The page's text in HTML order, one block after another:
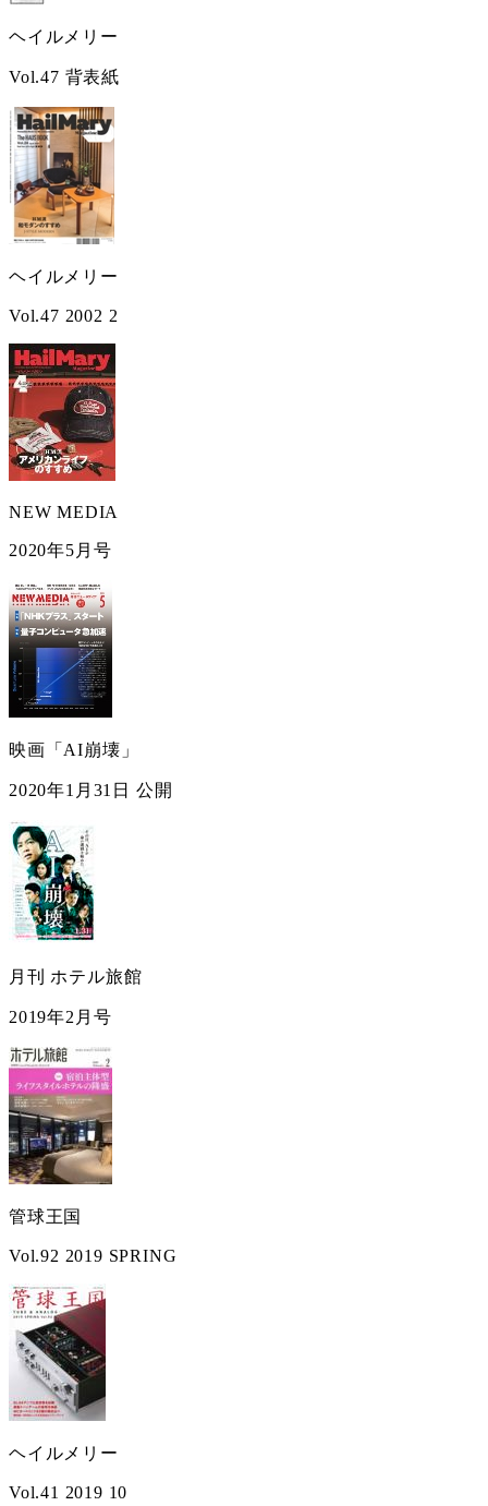
ヘイルメリー
Vol.47 背表紙
ヘイルメリー
Vol.47 2002 2
NEW MEDIA
2020年5月号
映画「AI崩壊」
2020年1月31日 公開
月刊 ホテル旅館
2019年2月号
管球王国
Vol.92 2019 SPRING
ヘイルメリー
Vol.41 2019 10